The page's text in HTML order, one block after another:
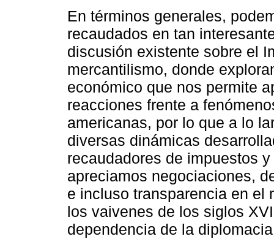
En términos generales,
recaudados en tan
discusión existente sobre el
mercantilismo, donde
económico que nos permite
reacciones frente a
americanas, por lo que a lo
diversas dinámicas
recaudadores de impuestos
apreciamos negociaciones,
e incluso transparencia en el
los vaivenes de los siglos
dependencia de la